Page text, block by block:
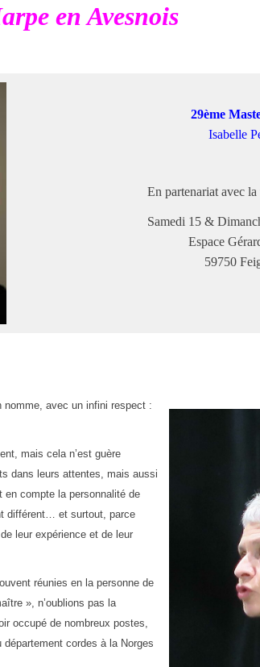
en Avesnois
29ème
Isabelle
En partenariat avec
Samedi 15 &
Espace
59750
nomme, avec un infini respect :
mais cela n’est guère
dans leurs attentes, mais aussi
en compte la personnalité de
différent… et surtout, parce
leur expérience et de leur
réunies en la personne de
», n’oublions pas la
occupé de nombreux postes,
cordes à la Norges